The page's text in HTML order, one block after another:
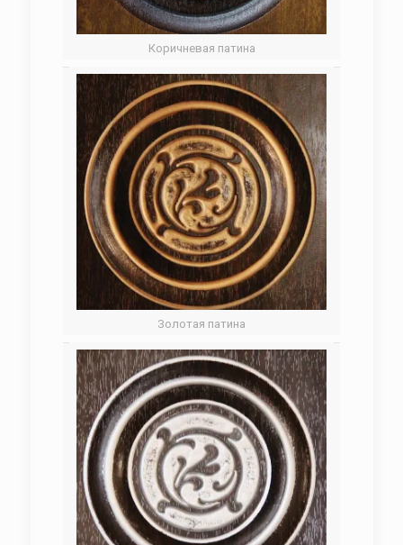
Коричневая патина
Золотая патина